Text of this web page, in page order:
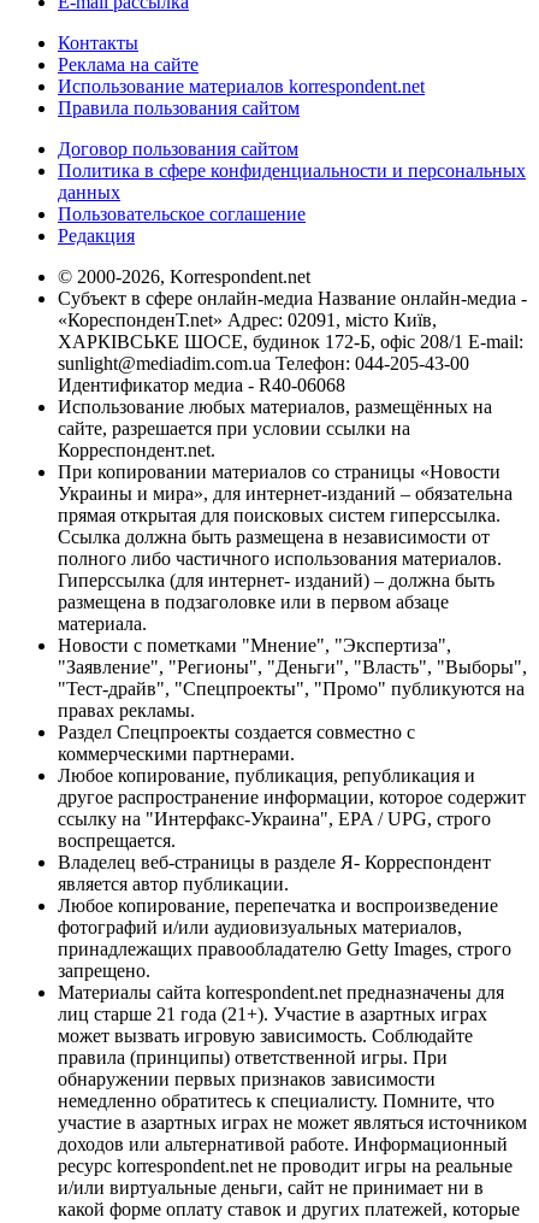
Контакты
Реклама на сайте
Использование материалов korrespondent.net
Правила пользования сайтом
Договор пользования сайтом
Политика в сфере конфиденциальности и персональных
данных
Пользовательское соглашение
Редакция
© 2000-2026, Korrespondent.net
Субъект в сфере онлайн-медиа Название онлайн-медиа -
«КореспонденТ.net» Адрес: 02091, місто Київ,
ХАРКІВСЬКЕ ШОСЕ, будинок 172-Б, офіс 208/1 E-mail:
sunlight@mediadim.com.ua Телефон: 044-205-43-00
Идентификатор медиа - R40-06068
Использование любых материалов, размещённых на
сайте, разрешается при условии ссылки на
Корреспондент.net.
При копировании материалов со страницы «Новости
Украины и мира», для интернет-изданий – обязательна
прямая открытая для поисковых систем гиперссылка.
Ссылка должна быть размещена в независимости от
полного либо частичного использования материалов.
Гиперссылка (для интернет- изданий) – должна быть
размещена в подзаголовке или в первом абзаце
материала.
Новости с пометками "Мнение", "Экспертиза",
"Заявление", "Регионы", "Деньги", "Власть", "Выборы",
"Тест-драйв", "Спецпроекты", "Промо" публикуются на
правах рекламы.
Раздел Спецпроекты создается совместно с
коммерческими партнерами.
Любое копирование, публикация, републикация и
другое распространение информации, которое содержит
ссылку на "Интерфакс-Украина", EPA / UPG, строго
воспрещается.
Владелец веб-страницы в разделе Я- Корреспондент
является автор публикации.
Любое копирование, перепечатка и воспроизведение
фотографий и/или аудиовизуальных материалов,
принадлежащих правообладателю Getty Images, строго
запрещено.
Материалы сайта korrespondent.net предназначены для
лиц старше 21 года (21+). Участие в азартных играх
может вызвать игровую зависимость. Соблюдайте
правила (принципы) ответственной игры. При
обнаружении первых признаков зависимости
немедленно обратитесь к специалисту. Помните, что
участие в азартных играх не может являться источником
доходов или альтернативой работе. Информационный
ресурс korrespondent.net не проводит игры на реальные
и/или виртуальные деньги, сайт не принимает ни в
какой форме оплату ставок и других платежей, которые